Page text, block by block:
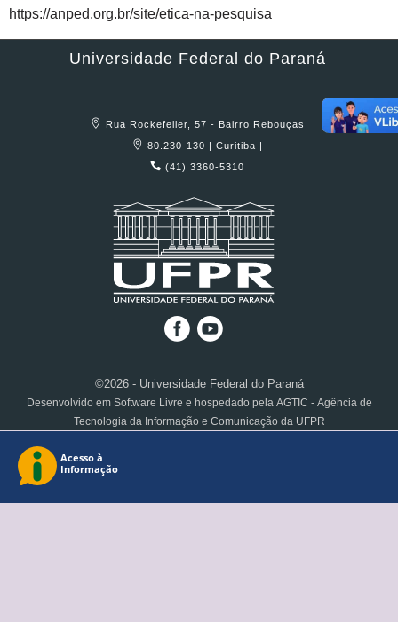
https://anped.org.br/site/etica-na-pesquisa
Universidade Federal do Paraná
Rua Rockefeller, 57 - Bairro Rebouças
80.230-130 | Curitiba |
(41) 3360-5310
©2026 - Universidade Federal do Paraná
Desenvolvido em Software Livre e hospedado pela AGTIC - Agência de
Tecnologia da Informação e Comunicação da UFPR